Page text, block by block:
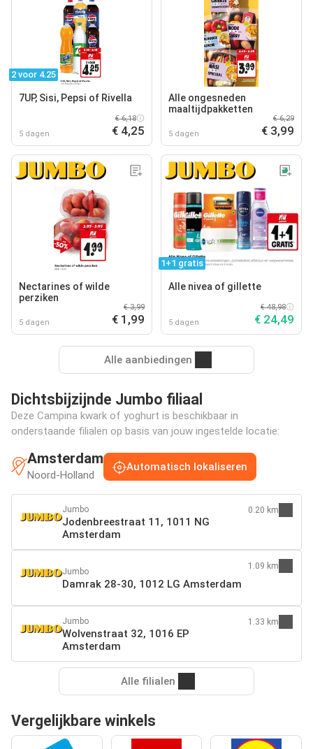
2 voor 4.25
7UP, Sisi, Pepsi of Rivella
5 dagen
€ 6,18
€ 4,25
Alle ongesneden
maaltijdpakketten
5 dagen
€ 6,29
€ 3,99
Nectarines of wilde
perziken
5 dagen
€ 3,99
€ 1,99
1+1 gratis
Alle nivea of gillette
5 dagen
€ 48,98
€ 24,49
Alle aanbiedingen
Dichtsbijzijnde Jumbo filiaal
Deze Campina kwark of yoghurt is beschikbaar in
onderstaande filialen op basis van jouw ingestelde locatie:
Amsterdam
Noord-Holland
Automatisch lokaliseren
Jumbo
Jodenbreestraat 11, 1011 NG
Amsterdam
0.20 km
Jumbo
Damrak 28-30, 1012 LG Amsterdam
1.09 km
Jumbo
Wolvenstraat 32, 1016 EP
Amsterdam
1.33 km
Alle filialen
Vergelijkbare winkels